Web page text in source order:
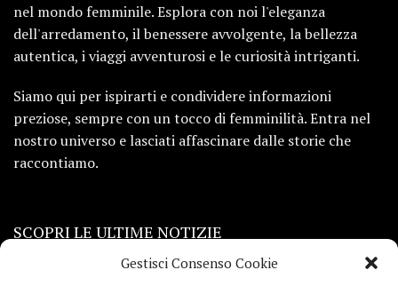
Gestisci Consenso Cookie
nel mondo femminile. Esplora con noi l'eleganza
dell'arredamento, il benessere avvolgente, la bellezza
autentica, i viaggi avventurosi e le curiosità intriganti.
Siamo qui per ispirarti e condividere informazioni
preziose, sempre con un tocco di femminilità. Entra nel
nostro universo e lasciati affascinare dalle storie che
raccontiamo.
SCOPRI LE ULTIME NOTIZIE